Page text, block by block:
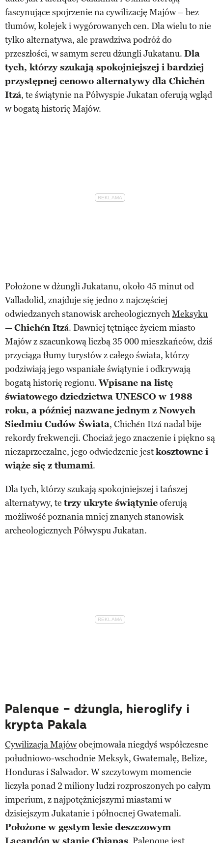
fascynujące spojrzenie na cywilizację Majów – bez
tłumów, kolejek i wygórowanych cen. Dla wielu to nie
tylko alternatywa, ale prawdziwa podróż do
przeszłości, w samym sercu dżungli Jukatanu. Dla
tych, którzy szukają spokojniejszej i bardziej
przystępnej cenowo alternatywy dla Chichén
Itzá, te świątynie na Półwyspie Jukatan oferują wgląd
w bogatą historię Majów.
Położone w dżungli Jukatanu, około 45 minut od
Valladolid, znajduje się jedno z najczęściej
odwiedzanych stanowisk archeologicznychMeksyku
—Chichén Itzá. Dawniej tętniące życiem miasto
Majów z szacunkową liczbą 35 000 mieszkańców, dziś
przyciąga tłumy turystów z całego świata, którzy
podziwiają jego wspaniałe świątynie i odkrywają
bogatą historię regionu.Wpisane na listę
światowego dziedzictwa UNESCO w 1988
roku, a później nazwane jednym z Nowych
Siedmiu Cudów Świata, Chichén Itzá nadal bije
rekordy frekwencji. Chociaż jego znaczenie i piękno są
niezaprzeczalne, jego odwiedzenie jestkosztowne i
wiąże się z tłumami.
Dla tych, którzy szukają spokojniejszej i tańszej
alternatywy, te trzy ukryte świątynieoferują
możliwość poznania mniej znanych stanowisk
archeologicznych Półwyspu Jukatan.
Palenque – dżungla, hieroglify i
krypta Pakala
Cywilizacja Majówobejmowała niegdyś współczesne
południowo-wschodnie Meksyk, Gwatemalę, Belize,
Honduras i Salwador. W szczytowym momencie
liczyła ponad 2 miliony ludzi rozproszonych po całym
imperium, z najpotężniejszymi miastami w
dzisiejszym Jukatanie i północnej Gwatemali.
Położone w gęstym lesie deszczowym